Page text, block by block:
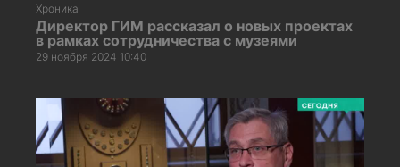
Хроника
Директор ГИМ рассказал о новых проектах
в рамках сотрудничества с музеями
29 ноября 2024 10:40